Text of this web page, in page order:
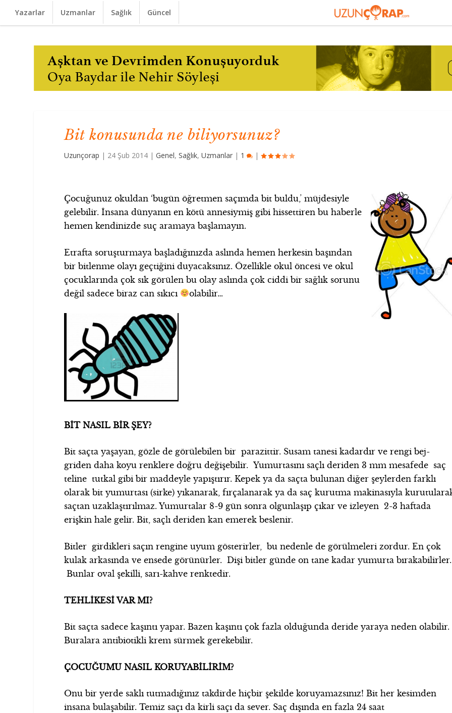
Yazarlar Uzmanlar Sağlık Güncel
Bit konusunda ne biliyorsunuz?
Uzunçorap | 24 Şub 2014 |Genel,Sağlık,Uzmanlar | 1 |
Çocuğunuz okuldan ‘bugün öğretmen saçımda bit buldu,’ müjdesiyle
gelebilir. İnsana dünyanın en kötü annesiymiş gibi hissettiren bu haberle
hemen kendinizde suç aramaya başlamayın.
Etrafta soruşturmaya başladığınızda aslında hemen herkesin başından
bir bitlenme olayı geçtiğini duyacaksınız. Özellikle okul öncesi ve okul
çocuklarında çok sık görülen bu olay aslındaçok ciddi bir sağlık sorunu
değil sadece biraz can sıkıcı
olabilir…
BİT NASIL BİR ŞEY?
Bit saçta yaşayan, gözle de görülebilen bir parazittir. Susam tanesi kadardır ve rengi bej-
griden daha koyu renklere doğru değişebilir. Yumurtasını saçlı deriden 3 mm mesafede saç
teline tutkal gibi bir maddeyle yapıştırır. Kepek ya da saçta bulunan diğer şeylerden farklı
olarak bit yumurtası (sirke) yıkanarak, fırçalanarak ya da saç kurutma makinasıyla
saçtan uzaklaştırılmaz. Yumurtalar 8-9 gün sonra olgunlaşıp çıkar ve izleyen 2-3 haftada
erişkin hale gelir. Bit, saçlı deriden kan emerek beslenir.
Bitler girdikleri saçın rengine uyum gösterirler, bu nedenle de görülmeleri zordur.En çok
kulak arkasında ve ensede görünürler. Dişi bitler günde on tane kadar yumurta bırakabilirler.
Bunlar oval şekilli, sarı-kahve renktedir.
TEHLİKESİ VAR MI?
Bit saçta sadece kaşıntı yapar. Bazen kaşıntı çok fazla olduğunda deride yaraya neden olabilir.
Buralara antibiotikli krem sürmek gerekebilir.
ÇOCUĞUMU NASIL KORUYABİLİRİM?
Onu bir yerde saklı tutmadığınız takdirde hiçbir şekilde koruyamazsınız!Bit her kesimden
insana bulaşabilir. Temiz saçı da kirli saçı da sever. Saç dışında en fazla 24 saat